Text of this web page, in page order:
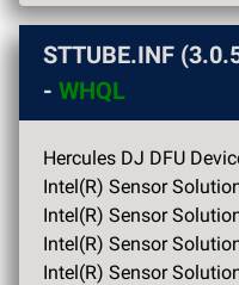
STTUBE.INF
- WHQL
Hercules DJ DFU
Intel(R) Sensor
Intel(R) Sensor
Intel(R) Sensor
Intel(R) Sensor